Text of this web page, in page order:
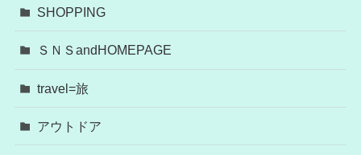
SHOPPING
ＳＮＳandHOMEPAGE
travel=旅
アウトドア